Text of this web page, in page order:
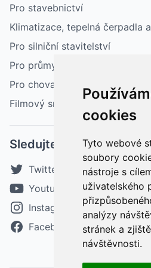
cookies
Tyto webové
soubory
nástroje s
uživatelského
analýzy
stránek a
návštěvnosti.
Pro stavebnictví
Klimatizace, tepelná čerpadla
Pro silniční stavitelství
Pro průmysl
Pro chovatelství a zemědělství
Filmový sníh
Sledujte nás
Twitter
Youtube
Instagram
Facebook